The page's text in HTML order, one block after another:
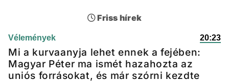
Friss hírek
Vélemények 20:23
Mi a kurvaanyja lehet ennek a fejében:
Magyar Péter ma ismét hazahozta az
uniós forrásokat, és már szórni kezdte